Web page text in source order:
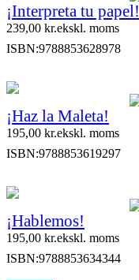
¡Interpreta tu papel!
239,00 kr.ekskl. moms
ISBN:9788853628978
¡Haz la Maleta!
195,00 kr.ekskl. moms
ISBN:9788853619297
¡Hablemos!
195,00 kr.ekskl. moms
ISBN:9788853634344